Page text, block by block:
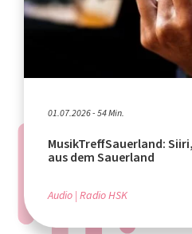
01.07.2026 - 54 Min.
MusikTreffSauerland:
aus dem Sauerland
Audio Radio HSK